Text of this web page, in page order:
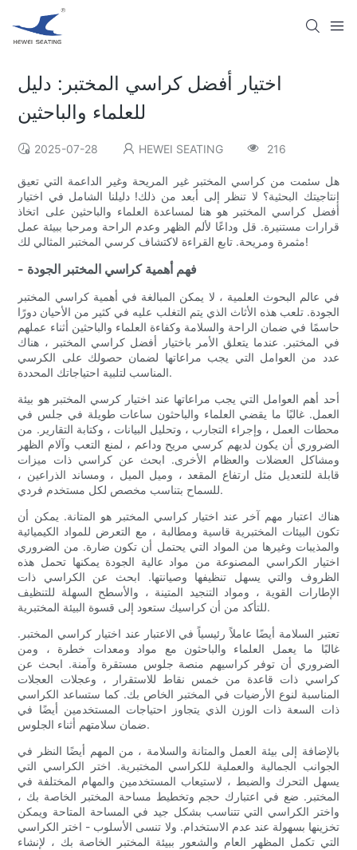
اختيار أفضل كراسي المختبر: دليل
للعلماء والباحثين
2025-07-28 HEWEI SEATING 216
هل سئمت من كراسي المختبر غير المريحة وغير الداعمة التي تعيق
إنتاجيتك البحثية؟ لا تنظر إلى أبعد من ذلك! دليلنا الشامل في اختيار
أفضل كراسي المختبر هو هنا لمساعدة العلماء والباحثين على اتخاذ
قرارات مستنيرة. قل وداعًا لألم الظهر وعدم الراحة ومرحبا ببيئة عمل
مثمرة ومريحة. تابع القراءة لاكتشاف كرسي المختبر المثالي لك!
- فهم أهمية كراسي المختبر الجودة
في عالم البحوث العلمية ، لا يمكن المبالغة في أهمية كراسي المختبر
الجودة. تلعب هذه الأثاث الذي يتم التغلب عليه في كثير من الأحيان دورًا
حاسمًا في ضمان الراحة والسلامة وكفاءة العلماء والباحثين أثناء عملهم
في المختبر. عندما يتعلق الأمر باختيار أفضل كراسي المختبر ، هناك
عدد من العوامل التي يجب مراعاتها لضمان حصولك على الكرسي
المناسب لتلبية احتياجاتك المحددة.
أحد أهم العوامل التي يجب مراعاتها عند اختيار كرسي المختبر هو بيئة
العمل. غالبًا ما يقضي العلماء والباحثون ساعات طويلة في جلس في
محطات العمل ، وإجراء التجارب ، وتحليل البيانات ، وكتابة التقارير. من
الضروري أن يكون لديهم كرسي مريح وداعم ، لمنع التعب وآلام الظهر
ومشاكل العضلات والعظام الأخرى. ابحث عن كراسي ذات ميزات
قابلة للتعديل مثل ارتفاع المقعد ، وميل الميل ، ومساند الذراعين ،
للسماح بتناسب مخصص لكل مستخدم فردي.
هناك اعتبار مهم آخر عند اختيار كراسي المختبر هو المتانة. يمكن أن
تكون البيئات المختبرية قاسية ومطالبة ، مع التعرض للمواد الكيميائية
والمذيبات وغيرها من المواد التي يحتمل أن تكون ضارة. من الضروري
اختيار الكراسي المصنوعة من مواد عالية الجودة يمكنها تحمل هذه
الظروف والتي يسهل تنظيفها وصيانتها. ابحث عن الكراسي ذات
الإطارات القوية ، ومواد التنجيد المتينة ، والأسطح السهلة للتنظيف
للتأكد من أن كراسيك ستعود إلى قسوة البيئة المختبرية.
تعتبر السلامة أيضًا عاملاً رئيسياً في الاعتبار عند اختيار كراسي المختبر.
غالبًا ما يعمل العلماء والباحثون مع مواد ومعدات خطرة ، ومن
الضروري أن توفر كراسيهم منصة جلوس مستقرة وآمنة. ابحث عن
كراسي ذات قاعدة من خمس نقاط للاستقرار ، وعجلات العجلات
المناسبة لنوع الأرضيات في المختبر الخاص بك. كما ستساعد الكراسي
ذات السعة ذات الوزن الذي يتجاوز احتياجات المستخدمين أيضًا في
ضمان سلامتهم أثناء الجلوس.
بالإضافة إلى بيئة العمل والمتانة والسلامة ، من المهم أيضًا النظر في
الجوانب الجمالية والعملية للكراسي المختبرية. اختر الكراسي التي
يسهل التحرك والضبط ، لاستيعاب المستخدمين والمهام المختلفة في
المختبر. ضع في اعتبارك حجم وتخطيط مساحة المختبر الخاصة بك ،
واختر الكراسي التي تتناسب بشكل جيد في المساحة المتاحة ويمكن
تخزينها بسهولة عند عدم الاستخدام. ولا تنسى الأسلوب - اختر الكراسي
التي تكمل المظهر العام والشعور ببيئة المختبر الخاصة بك ، لإنشاء